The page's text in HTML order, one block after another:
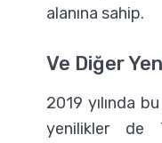
alanına sahip.
Ve Diğer
2019 yılında
yenilikler de